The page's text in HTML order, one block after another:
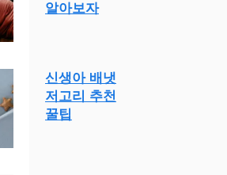
알아보자
신생아 배냇
저고리 추천
꿀팁